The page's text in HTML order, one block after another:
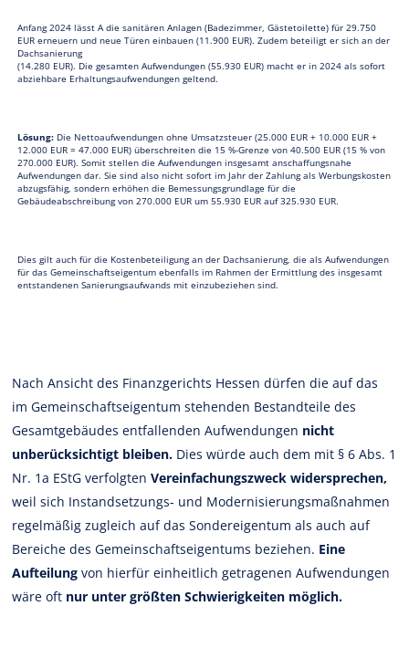
Anfang 2024 lässt A die sanitären Anlagen (Badezimmer, Gästetoilette) für 29.750
EUR erneuern und neue Türen einbauen (11.900 EUR). Zudem beteiligt er sich an der
Dachsanierung
(14.280 EUR). Die gesamten Aufwendungen (55.930 EUR) macht er in 2024 als sofort
abziehbare Erhaltungsaufwendungen geltend.
Lösung: Die Nettoaufwendungen ohne Umsatzsteuer (25.000 EUR + 10.000 EUR +
12.000 EUR = 47.000 EUR) überschreiten die 15 %-Grenze von 40.500 EUR (15 % von
270.000 EUR). Somit stellen die Aufwendungen insgesamt anschaffungsnahe
Aufwendungen dar. Sie sind also nicht sofort im Jahr der Zahlung als Werbungskosten
abzugsfähig, sondern erhöhen die Bemessungsgrundlage für die
Gebäudeabschreibung von 270.000 EUR um 55.930 EUR auf 325.930 EUR.
Dies gilt auch für die Kostenbeteiligung an der Dachsanierung, die als Aufwendungen
für das Gemeinschaftseigentum ebenfalls im Rahmen der Ermittlung des insgesamt
entstandenen Sanierungsaufwands mit einzubeziehen sind.
Nach Ansicht des Finanzgerichts Hessen dürfen die auf das
im Gemeinschaftseigentum stehenden Bestandteile des
Gesamtgebäudes entfallenden Aufwendungen nicht
unberücksichtigt bleiben. Dies würde auch dem mit § 6 Abs. 1
Nr. 1a EStG verfolgtenVereinfachungszweck widersprechen,
weil sich Instandsetzungs- und Modernisierungsmaßnahmen
regelmäßig zugleich auf das Sondereigentum als auch auf
Bereiche des Gemeinschaftseigentums beziehen. Eine
Aufteilung von hierfür einheitlich getragenen Aufwendungen
wäre oft nur unter größten Schwierigkeiten möglich.